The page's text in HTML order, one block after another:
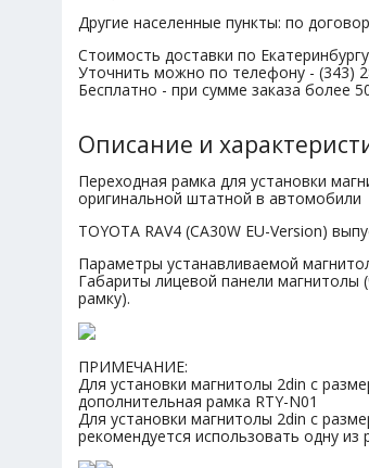
Другие населенные пункты: по
Стоимость доставки по
Уточнить можно по телефону - (343)
Бесплатно - при сумме заказа более
Описание и
Переходная рамка для установки
оригинальной штатной в автомобили
TOYOTA RAV4 (CA30W EU-Version)
Параметры устанавливаемой
Габариты лицевой панели магнитолы
рамку).
ПРИМЕЧАНИЕ:
Для установки магнитолы 2din с
дополнительная рамка RTY-N01
Для установки магнитолы 2din с
рекомендуется использовать одну из